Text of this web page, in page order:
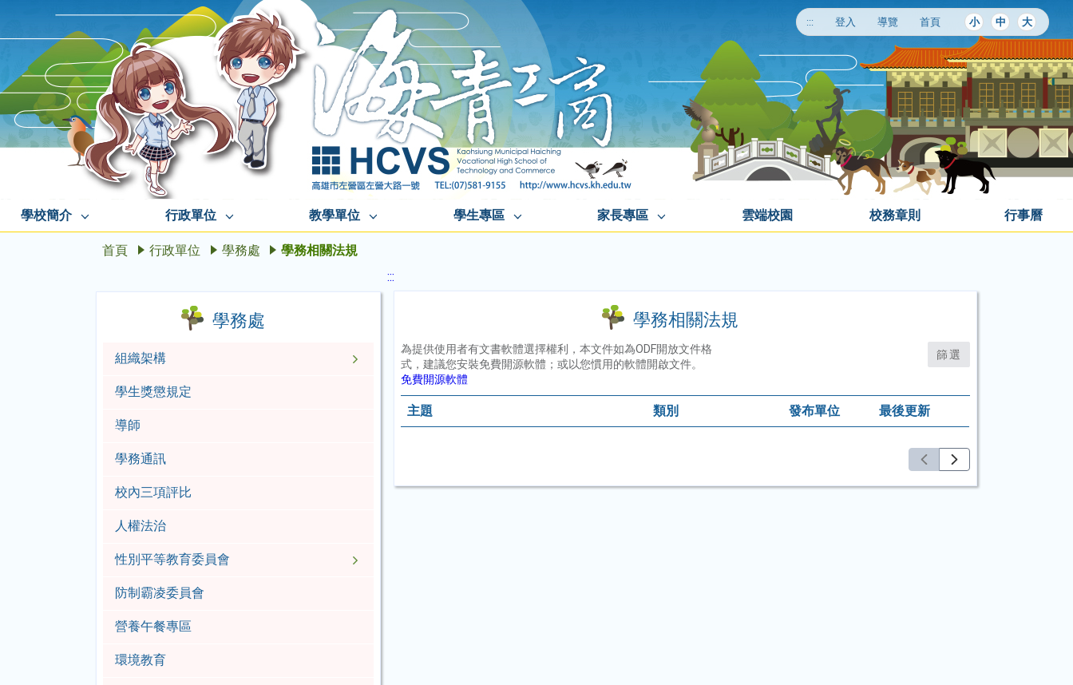
::: 登入 導覽 首頁 小 中 大
學校簡介 行政單位 教學單位 學生專區 家長專區 雲端校園 校務章則 行事曆
首頁 行政單位 學務處 學務相關法規
學務處
組織架構
學生獎懲規定
導師
學務通訊
校內三項評比
人權法治
性別平等教育委員會
防制霸凌委員會
營養午餐專區
環境教育
:::
學務相關法規
為提供使用者有文書軟體選擇權利，本文件如為ODF開放文件格
式，建議您安裝免費開源軟體；或以您慣用的軟體開啟文件。
免費開源軟體
篩選
主題 類別 發布單位 最後更新